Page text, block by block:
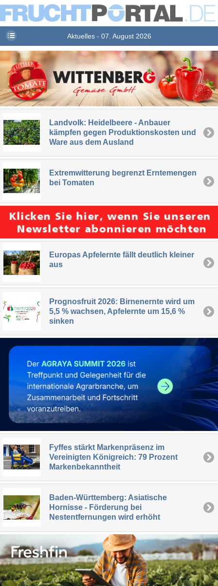
Aktuelles - 07. August 2026
Landvolk: Heidelbeere - Anbauer
kämpfen gegen Produktionskosten und
Ware aus dem Ausland
Extremwitterung begrenzt Erntemengen
bei Tomaten
Europas Apfelernte fällt deutlich kleiner
aus
Prognosfruit 2026: Birnenernte wird um
5,5 % wachsen, Apfelernte um 15,6 %
sinken
Fyffes stärkt Markenpräsenz im
Vereinigten Königreich: 79 Prozent
Markenbekanntheit
Baden-Württemberg: Asiatische
Hornisse - Förderung bei
Nestentfernungen wird erhöht